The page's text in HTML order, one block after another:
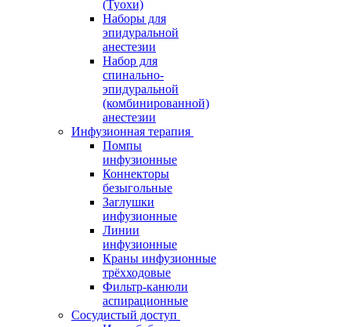
(Туохи)
Наборы для
эпидуральной
анестезии
Набор для
спинально-
эпидуральной
(комбинированной)
анестезии
Инфузионная терапия
Помпы
инфузионные
Коннекторы
безыгольные
Заглушки
инфузионные
Линии
инфузионные
Краны инфузионные
трёхходовые
Фильтр-канюли
аспирационные
Сосудистый доступ